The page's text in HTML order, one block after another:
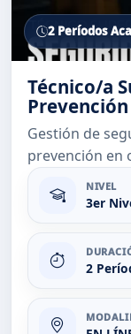
2 Períodos
Técnico/a
Gestión de
prevención en
NIVEL
3er
2